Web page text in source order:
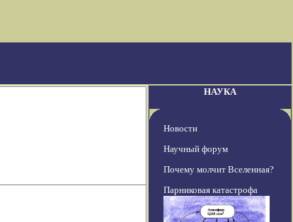
НАУКА
Новости
Научный форум
Почему молчит Вселенная?
Парниковая катастрофа